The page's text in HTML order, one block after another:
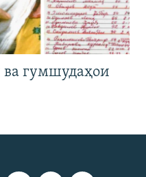
ва гумшудаҳои